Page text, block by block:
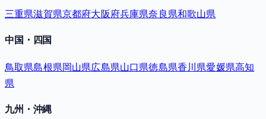
三重県滋賀県京都府大阪府兵庫県奈良県和歌山県
中国・四国
鳥取県島根県岡山県広島県山口県徳島県香川県愛媛県高知
県
九州・沖縄